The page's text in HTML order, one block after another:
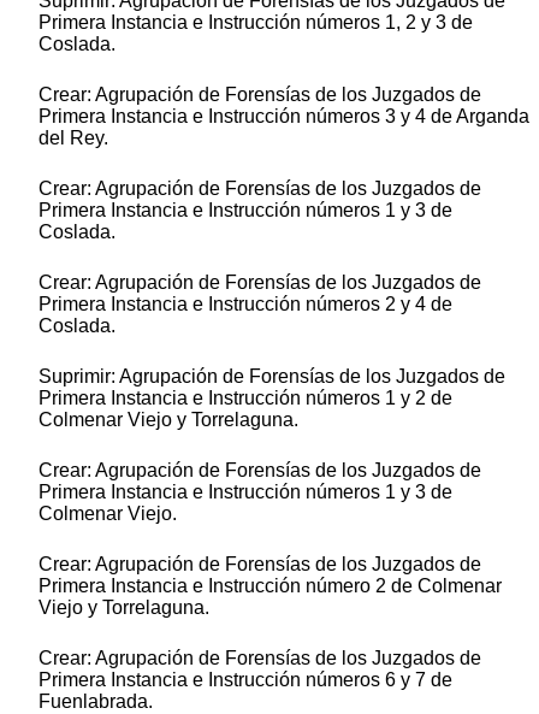
Primera Instancia e Instrucción números 1, 2 y 3 de
Coslada.
Crear: Agrupación de Forensías de los Juzgados de
Primera Instancia e Instrucción números 3 y 4 de Arganda
del Rey.
Crear: Agrupación de Forensías de los Juzgados de
Primera Instancia e Instrucción números 1 y 3 de
Coslada.
Crear: Agrupación de Forensías de los Juzgados de
Primera Instancia e Instrucción números 2 y 4 de
Coslada.
Suprimir: Agrupación de Forensías de los Juzgados de
Primera Instancia e Instrucción números 1 y 2 de
Colmenar Viejo y Torrelaguna.
Crear: Agrupación de Forensías de los Juzgados de
Primera Instancia e Instrucción números 1 y 3 de
Colmenar Viejo.
Crear: Agrupación de Forensías de los Juzgados de
Primera Instancia e Instrucción número 2 de Colmenar
Viejo y Torrelaguna.
Crear: Agrupación de Forensías de los Juzgados de
Primera Instancia e Instrucción números 6 y 7 de
Fuenlabrada.